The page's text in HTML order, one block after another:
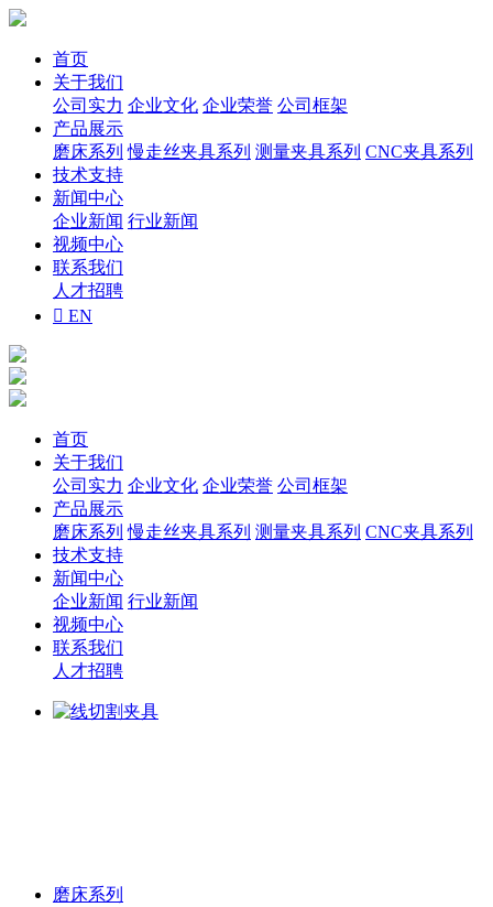
首页
关于我们
公司实力 企业文化 企业荣誉 公司框架
产品展示
磨床系列 慢走丝夹具系列 测量夹具系列 CNC夹具系列
技术支持
新闻中心
企业新闻 行业新闻
视频中心
联系我们
人才招聘
 EN
首页
关于我们
公司实力 企业文化 企业荣誉 公司框架
产品展示
磨床系列 慢走丝夹具系列 测量夹具系列 CNC夹具系列
技术支持
新闻中心
企业新闻 行业新闻
视频中心
联系我们
人才招聘
磨床系列